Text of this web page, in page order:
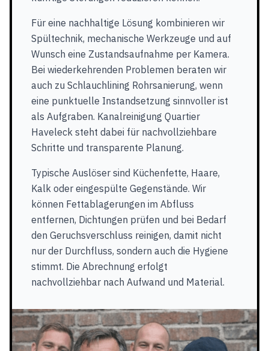
Für eine nachhaltige Lösung kombinieren wir
Spültechnik, mechanische Werkzeuge und auf
Wunsch eine Zustandsaufnahme per Kamera.
Bei wiederkehrenden Problemen beraten wir
auch zu Schlauchlining Rohrsanierung, wenn
eine punktuelle Instandsetzung sinnvoller ist
als Aufgraben. Kanalreinigung Quartier
Haveleck steht dabei für nachvollziehbare
Schritte und transparente Planung.
Typische Auslöser sind Küchenfette, Haare,
Kalk oder eingespülte Gegenstände. Wir
können Fettablagerungen im Abfluss
entfernen, Dichtungen prüfen und bei Bedarf
den Geruchsverschluss reinigen, damit nicht
nur der Durchfluss, sondern auch die Hygiene
stimmt. Die Abrechnung erfolgt
nachvollziehbar nach Aufwand und Material.